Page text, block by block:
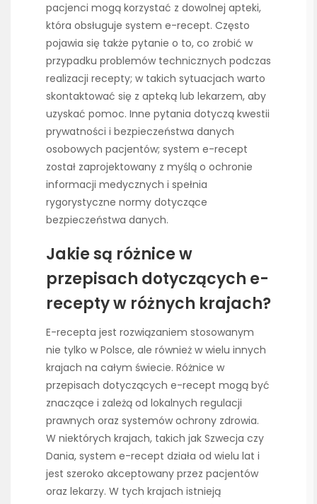
pacjenci mogą korzystać z dowolnej apteki,
która obsługuje system e-recept. Często
pojawia się także pytanie o to, co zrobić w
przypadku problemów technicznych podczas
realizacji recepty; w takich sytuacjach warto
skontaktować się z apteką lub lekarzem, aby
uzyskać pomoc. Inne pytania dotyczą kwestii
prywatności i bezpieczeństwa danych
osobowych pacjentów; system e-recept
został zaprojektowany z myślą o ochronie
informacji medycznych i spełnia
rygorystyczne normy dotyczące
bezpieczeństwa danych.
Jakie są różnice w
przepisach dotyczących e-
recepty w różnych krajach?
E-recepta jest rozwiązaniem stosowanym
nie tylko w Polsce, ale również w wielu innych
krajach na całym świecie. Różnice w
przepisach dotyczących e-recept mogą być
znaczące i zależą od lokalnych regulacji
prawnych oraz systemów ochrony zdrowia.
W niektórych krajach, takich jak Szwecja czy
Dania, system e-recept działa od wielu lat i
jest szeroko akceptowany przez pacjentów
oraz lekarzy. W tych krajach istnieją